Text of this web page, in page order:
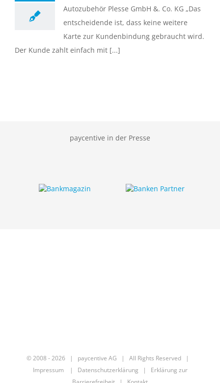
Autozubehör Plesse GmbH &. Co. KG „Das
entscheidende ist, dass keine weitere
Karte zur Kundenbindung gebraucht wird.
Der Kunde zahlt einfach mit [...]
paycentive in der Presse
© 2008 -2026 | paycentive AG | All Rights Reserved |
Impressum | Datenschutzerklärung | Erklärung zur